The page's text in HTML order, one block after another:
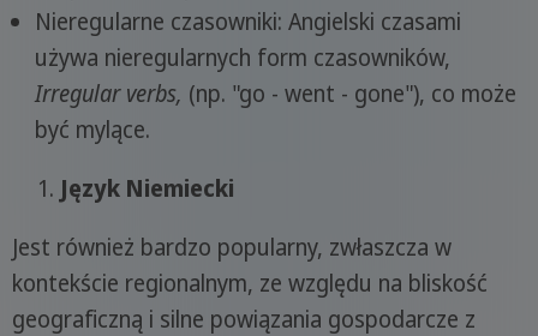
Nieregularne czasowniki: Angielski czasami
używa nieregularnych form czasowników,
Irregular verbs, (np. "go - went - gone"), co może
być mylące.
Język Niemiecki
Jest również bardzo popularny, zwłaszcza w
kontekście regionalnym, ze względu na bliskość
geograficzną i silne powiązania gospodarcze z